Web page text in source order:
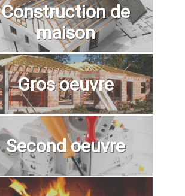
Construction de
maison
Gros oeuvre
Second oeuvre